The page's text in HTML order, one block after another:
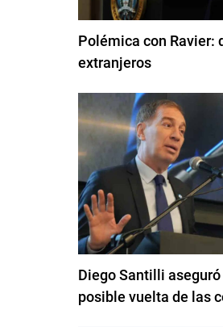
Polémica con Ravier:
extranjeros
Diego Santilli
posible vuelta de las